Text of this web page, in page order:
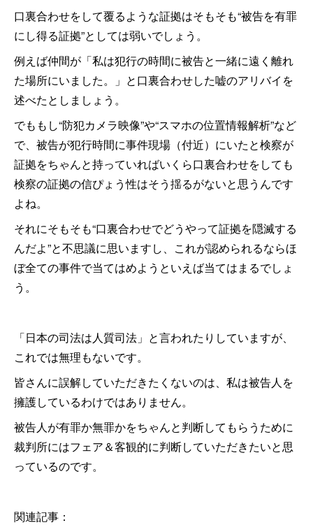
口裏合わせをして覆るような証拠はそもそも“被告を有罪
にし得る証拠”としては弱いでしょう。
例えば仲間が「私は犯行の時間に被告と一緒に遠く離れ
た場所にいました。」と口裏合わせした嘘のアリバイを
述べたとしましょう。
でももし“防犯カメラ映像”や“スマホの位置情報解析”など
で、被告が犯行時間に事件現場（付近）にいたと検察が
証拠をちゃんと持っていればいくら口裏合わせをしても
検察の証拠の信ぴょう性はそう揺るがないと思うんです
よね。
それにそもそも“口裏合わせでどうやって証拠を隠滅する
んだよ”と不思議に思いますし、これが認められるならほ
ぼ全ての事件で当てはめようといえば当てはまるでしょ
う。
「日本の司法は人質司法」と言われたりしていますが、
これでは無理もないです。
皆さんに誤解していただきたくないのは、私は被告人を
擁護しているわけではありません。
被告人が有罪か無罪かをちゃんと判断してもらうために
裁判所にはフェア＆客観的に判断していただきたいと思
っているのです。
関連記事：